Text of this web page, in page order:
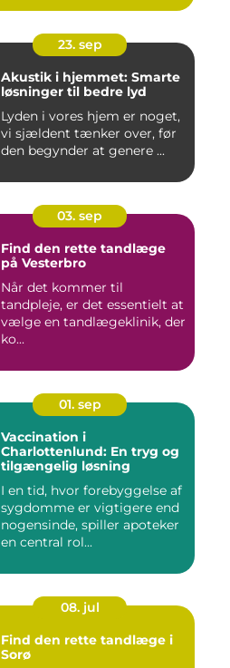
23. sep
Akustik i hjemmet: Smarte
løsninger til bedre lyd
Lyden i vores hjem er noget,
vi sjældent tænker over, før
den begynder at genere ...
03. sep
Find den rette tandlæge
på Vesterbro
Når det kommer til
tandpleje, er det essentielt at
vælge en tandlægeklinik, der
ko...
01. sep
Vaccination i
Charlottenlund: En tryg og
tilgængelig løsning
I en tid, hvor forebyggelse af
sygdomme er vigtigere end
nogensinde, spiller apoteker
en central rol...
08. jul
Find den rette tandlæge i
Sorø